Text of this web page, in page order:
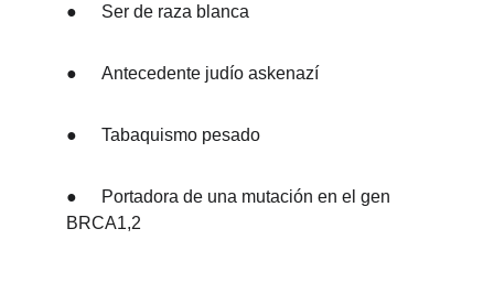
●	Ser de raza blanca
●	Antecedente judío askenazí
●	Tabaquismo pesado
●	Portadora de una mutación en el gen
BRCA1,2